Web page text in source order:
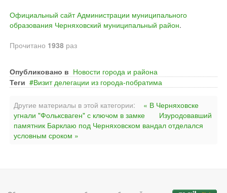
Официальный сайт Администрации муниципального
образования Черняховский муниципальный район.
Прочитано 1938 раз
Опубликовано в Новости города и района
Теги
Визит делегации из города-побратима
Другие материалы в этой категории:
« В Черняховске
угнали "Фольксваген" с ключом в замке
Изуродовавший
памятник Барклаю под Черняховском вандал отделался
условным сроком »